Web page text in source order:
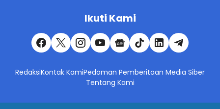
Ikuti Kami
RedaksiKontak KamiPedoman Pemberitaan Media Siber
Tentang Kami